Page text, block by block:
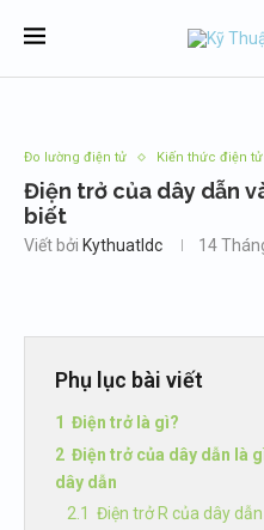
Đo lường điện tử Kiến thức điện tử
Điện trở của dây dẫn
biết
Viết bởi Kythuatldc 14
Phụ lục bài viết
Điện trở là gì?
Điện trở của dây dẫn là
dây dẫn
Điện trở R của dây